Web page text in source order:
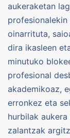
aukeraketan
oinarrituta,
dira ikasleen
minutuko
profesional
akademikoaz,
erronkez eta
hurbilak
zalantzak